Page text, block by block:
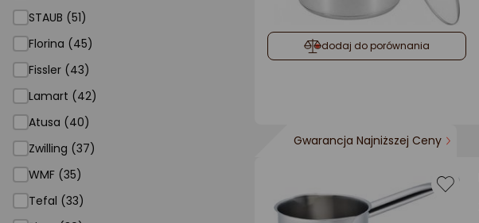
STAUB (51)
Florina (45)
Fissler (43)
Lamart (42)
Atusa (40)
Zwilling (37)
WMF (35)
Tefal (33)
dodaj do porównania
Gwarancja Najniższej Ceny